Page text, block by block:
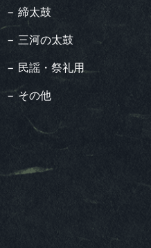
− 締太鼓
− 三河の太鼓
− 民謡・祭礼用
− その他